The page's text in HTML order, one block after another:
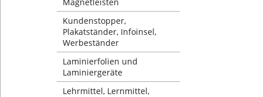
Kundenstopper,
Plakatständer, Infoinsel,
Werbeständer
Laminierfolien und
Laminiergeräte
Lehrmittel, Lernmittel,